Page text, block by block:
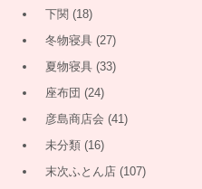
下関 (18)
冬物寝具 (27)
夏物寝具 (33)
座布団 (24)
彦島商店会 (41)
未分類 (16)
末次ふとん店 (107)